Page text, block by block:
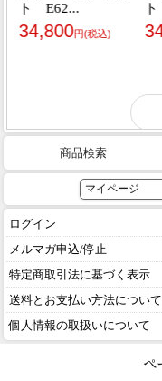
商品検索
マイページ
ログイン
メルマガ申込/停止
特定商取引法に基づく表示
送料とお支払い方法について
個人情報の取扱いについて